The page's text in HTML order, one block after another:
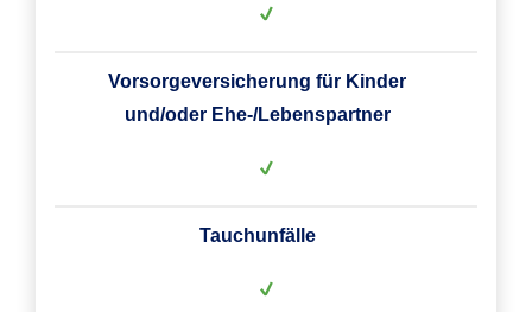
Vorsorgeversicherung für Kinder
und/oder Ehe-/Lebenspartner
Tauchunfälle